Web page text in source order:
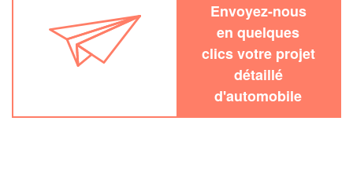
Envoyez-nous
en quelques
clics votre projet
détaillé
d'automobile